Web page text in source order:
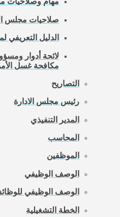
صلاحيات مجلس
الدليل التعريفي
لائحة أدوار
مكافحة غسل
التصاريح
رئيس مجلس الادارة
المدير التنفيذي
المحاسب
الموظفين
الوصف الوظيفي
الوصف الوظيفي
الخطة التشغيلية